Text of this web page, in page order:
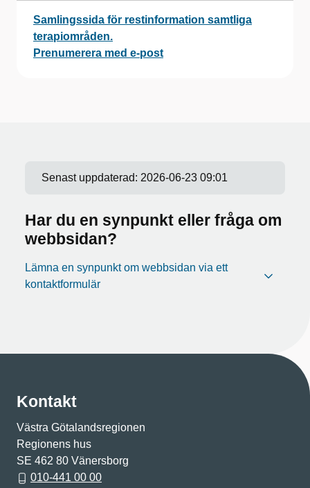
Samlingssida för restinformation samtliga
terapiområden.
Prenumerera med e-post
Senast uppdaterad: 2026-06-23 09:01
Har du en synpunkt eller fråga om
webbsidan?
Lämna en synpunkt om webbsidan via ett
kontaktformulär
Kontakt
Västra Götalandsregionen
Regionens hus
SE 462 80 Vänersborg
010-441 00 00